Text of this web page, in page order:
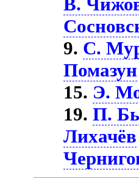
9. С.
Помазун
15. Э.
19.П.
Лихачёв